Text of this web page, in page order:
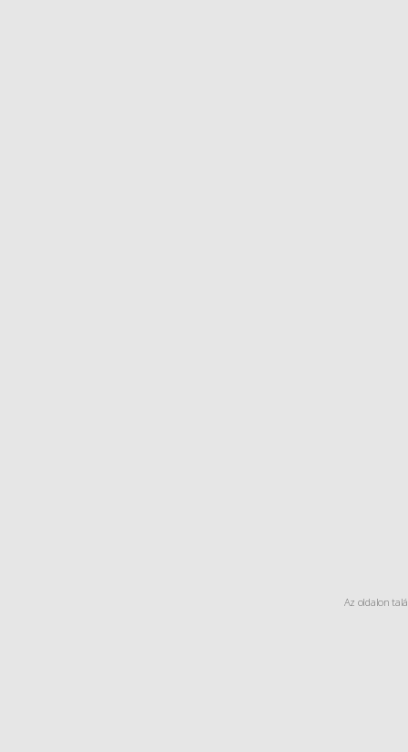
Az oldalon